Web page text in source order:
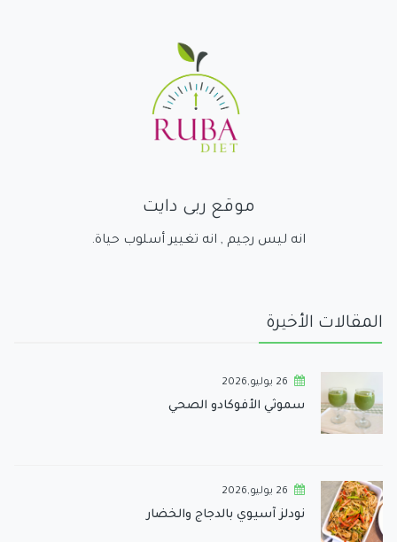
موقع ربى دايت
انه ليس رجيم , انه تغيير أسلوب حياة.
المقالات الأخيرة
26 يوليو,2026
سموثي الأفوكادو الصحي
26 يوليو,2026
نودلز آسيوي بالدجاج والخضار